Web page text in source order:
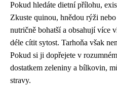
Pokud hledáte dietní přílohu,
Zkuste quinou, hnědou rýži
nutričně bohatší a obsahují více
déle cítit sytost. Tarhoňa však
Pokud si ji dopřejete v
dostatkem zeleniny a bílkovin,
stravy.